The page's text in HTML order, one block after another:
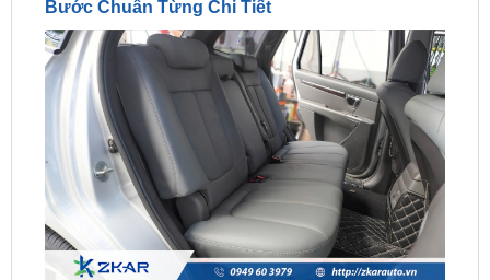
Quy Trình Bọc Da Công Nghiệp Cho Santafe 2011 – 12